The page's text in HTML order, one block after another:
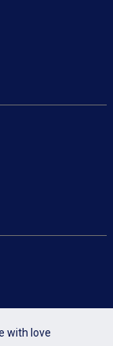
with love